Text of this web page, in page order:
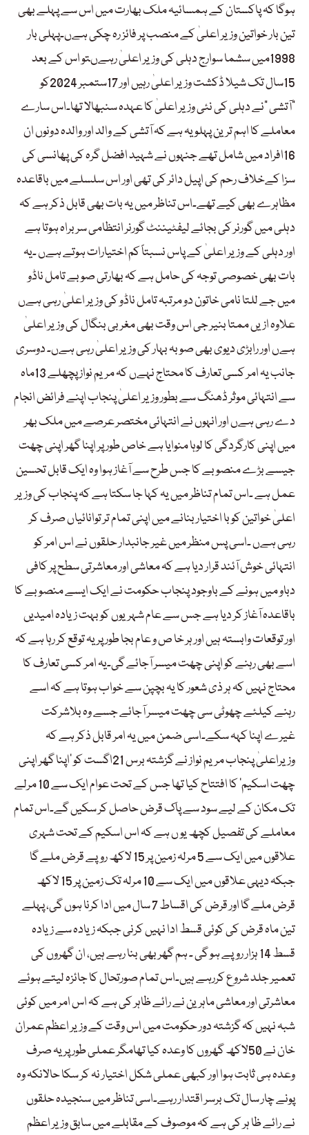
ہوگا کہ پاکستان کے ہمسائیہ ملک بھارت میں اس سے پہلے بھی
تین بار خواتین وزیر اعلیٰ کے منصب پر فائز رہ چکی ہےں۔پہلی بار
1998میں سشما سوارج دہلی کی وزیر اعلیٰ رہےںتو اس کے بعد
15سال تک شیلا ڈکشت وزیر اعلیٰ رہیں اور 17ستمبر 2024کو
”آتشی “نے دہلی کی نئی وزیر اعلیٰ کا عہدہ سنبھالا تھا۔اس سارے
معاملے کا اہم ترین پہلو یہ ہے کہ آتشی کے والد اور والدہ دونوں ان
16افراد میں شامل تھے جنہوں نے شہید افضل گرہ کی پھانسی کی
سزا کےخلاف رحم کی اپیل دائر کی تھی اور اس سلسلے میں باقاعدہ
مظاہرے بھی کیے تھے۔اس تناظر میں یہ بات بھی قابل ذکر ہے کہ
دہلی میں گورنر کی بجائے لیفٹیننٹ گورنر انتظامی سربراہ ہوتا ہے
اور دہلی کے وزیر اعلیٰ کے پاس نسبتاً کم اختیارات ہوتے ہےں ۔یہ
بات بھی خصوصی توجہ کی حامل ہے کہ بھارتی صوبے تامل ناڈو
میں جے للتا نامی خاتون دو مرتبہ تامل ناڈو کی وزیر اعلیٰ رہی ہےں
علاوہ ازیں ممتا بنیر جی اس وقت بھی مغربی بنگال کی وزیر اعلیٰ
ہےں اور رابڑی دیوی بھی صوبہ بہار کی وزیر اعلیٰ رہی ہےں۔ دوسری
جانب یہ امر کسی تعارف کا محتاج نہےں کہ مریم نواز پچھلے 13ماہ
سے انتہائی موثر ڈھنگ سے بطور وزیر اعلیٰ پنجاب اپنے فرائض انجام
دے رہی ہےں اور انہوں نے انتہائی مختصر عرصے میں ملک بھر
میں اپنی کارگردگی کا لوہا منوایا ہے خاص طور پر اپنا گھر اپنی چھت
جیسے بڑے منصوبے کا جس طرح سے آغاز ہوا وہ ایک قابل تحسین
عمل ہے ۔اس تمام تناظر میں یہ کہا جا سکتا ہے کہ پنجاب کی وزیر
اعلیٰ خواتین کو با اختیار بنانے میں اپنی تمام تر توانائیاں صرف کر
رہی ہےں ۔اسی پس منظر میں غیر جانبدار حلقوں نے اس امر کو
انتہائی خوش آئند قرار دیا ہے کہ معاشی اور معاشرتی سطح پر کافی
دباو میں ہونے کے باوجود پنجاب حکومت نے ایک ایسے منصوبے کا
باقاعدہ آغاز کر دیا ہے جس سے عام شہریوں کو بہت زیادہ امیدیں
اور توقعات وابستہ ہیں اور ہر خا ص و عام بجا طور پر یہ توقع کر رہا ہے کہ
اسے بھی رہنے کو اپنی چھت میسر آجائے گی۔یہ امر کسی تعارف کا
محتاج نہیں کہ ہر ذی شعور کا یہ بچپن سے خواب ہوتا ہے کہ اسے
رہنے کیلئے چھوٹی سی چھت میسر آجائے جسے وہ بلاشرکت
غیرے اپنا کہہ سکے۔اسی ضمن میں یہ امر قابل ذکر ہے کہ
وزیراعلیٰ پنجاب مریم نواز نے گزشتہ برس 21اگست کو ’اپنا گھر اپنی
چھت اسکیم‘ کا افتتاح کیا تھا جس کے تحت عوام ایک سے 10 مرلے
تک مکان کے لیے سود سے پاک قرض حاصل کر سکیں گے۔اس تمام
معاملے کی تفصیل کچھ یو ں ہے کہ اس اسکیم کے تحت شہری
علاقوں میں ایک سے 5 مرلہ زمین پر 15 لاکھ روپے قرض ملے گا
جبکہ دیہی علاقوں میں ایک سے 10 مرلہ تک زمین پر 15 لاکھ
قرض ملے گا اور قرض کی اقساط 7 سال میں ادا کرنا ہوں گی، پہلے
تین ماہ قرض کی کوئی قسط ادا نہیں کرنی جبکہ زیادہ سے زیادہ
قسط 14 ہزار روپے ہو گی ۔ ہم گھر بھی بنا رہے ہیں، ان گھروں کی
تعمیر جلد شروع کررہے ہیں۔اس تمام صورتحال کا جائزہ لیتے ہوئے
معاشرتی اور معاشی ماہرین نے رائے ظاہر کی ہے کہ اس امر میں کوئی
شبہ نہیں کہ گزشتہ دور حکومت میں اس وقت کے وزیر اعظم عمران
خان نے 50لاکھ گھروں کا وعدہ کیا تھامگر عملی طور پر یہ صرف
وعدہ ہی ثابت ہوا اور کبھی عملی شکل اختیار نہ کر سکا حالانکہ وہ
پونے چار سال تک برسر اقتدار رہے۔اسی تناظر میں سنجیدہ حلقوں
نے رائے ظا ہر کی ہے کہ موصوف کے مقابلے میں سابق وزیر اعظم